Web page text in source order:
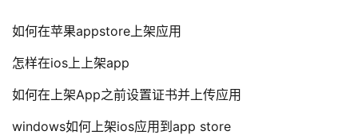
如何在苹果appstore上架应用
怎样在ios上上架app
如何在上架App之前设置证书并上传应用
windows如何上架ios应用到app store